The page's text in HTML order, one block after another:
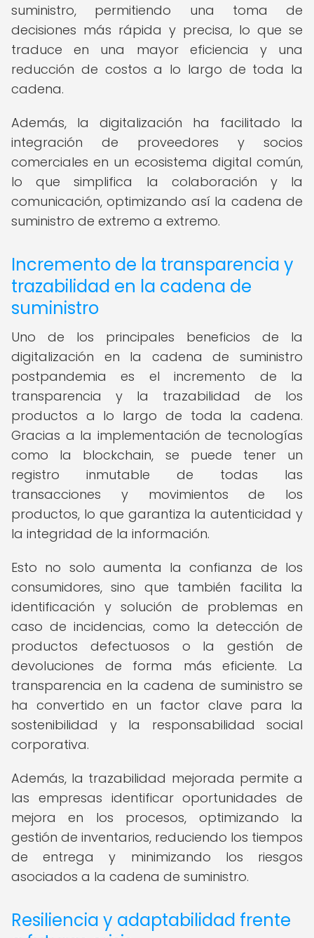
suministro, permitiendo una toma de
decisiones más rápida y precisa, lo que se
traduce en una mayor eficiencia y una
reducción de costos a lo largo de toda la
cadena.
Además, la digitalización ha facilitado la
integración de proveedores y socios
comerciales en un ecosistema digital común,
lo que simplifica la colaboración y la
comunicación, optimizando así la cadena de
suministro de extremo a extremo.
Incremento de la transparencia y
trazabilidad en la cadena de
suministro
Uno de los principales beneficios de la
digitalización en la cadena de suministro
postpandemia es el incremento de la
transparencia y la trazabilidad de los
productos a lo largo de toda la cadena.
Gracias a la implementación de tecnologías
como la blockchain, se puede tener un
registro inmutable de todas las
transacciones y movimientos de los
productos, lo que garantiza la autenticidad y
la integridad de la información.
Esto no solo aumenta la confianza de los
consumidores, sino que también facilita la
identificación y solución de problemas en
caso de incidencias, como la detección de
productos defectuosos o la gestión de
devoluciones de forma más eficiente. La
transparencia en la cadena de suministro se
ha convertido en un factor clave para la
sostenibilidad y la responsabilidad social
corporativa.
Además, la trazabilidad mejorada permite a
las empresas identificar oportunidades de
mejora en los procesos, optimizando la
gestión de inventarios, reduciendo los tiempos
de entrega y minimizando los riesgos
asociados a la cadena de suministro.
Resiliencia y adaptabilidad frente